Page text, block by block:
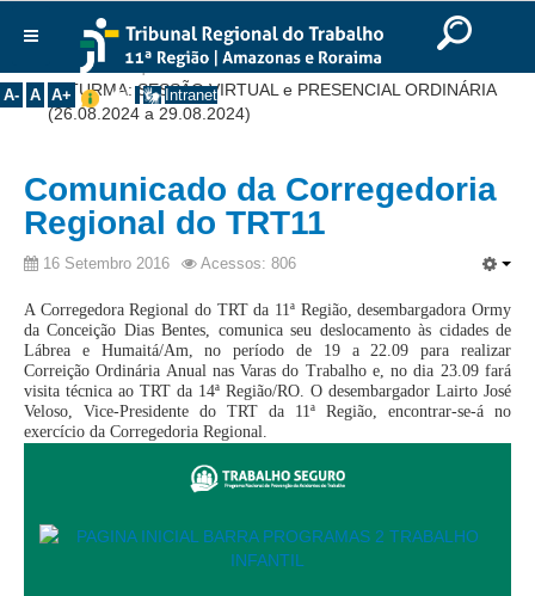
Ir para o rodapé
English
Português Español
A- A A+ Intranet
Institucional
Corregedoria
Composição
Seções Especializadas
Turmas
Varas do Trabalho
Juízes Manaus
Juízes Roraima
Juízes Substitutos
Você está aqui:Início >> Notícias >> Comunicados
3ª TURMA: SESSÃO VIRTUAL e PRESENCIAL ORDINÁRIA
(26.08.2024 a 29.08.2024)
Comunicado da Corregedoria
Regional do TRT11
16 Setembro 2016 Acessos: 806
A Corregedora Regional do TRT da 11ª Região, desembargadora Ormy
da Conceição Dias Bentes, comunica seu deslocamento às cidades de
Lábrea e Humaitá/Am, no período de 19 a 22.09 para realizar
Correição Ordinária Anual nas Varas do Trabalho e, no dia 23.09 fará
visita técnica ao TRT da 14ª Região/RO. O desembargador Lairto José
Veloso, Vice-Presidente do TRT da 11ª Região, encontrar-se-á no
exercício da Corregedoria Regional.